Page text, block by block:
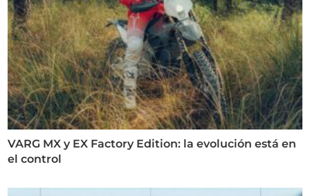
VARG MX y EX Factory Edition: la evolución está en
el control